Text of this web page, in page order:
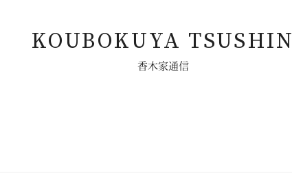
KOUBOKUYA TSUSHIN
香木家通信